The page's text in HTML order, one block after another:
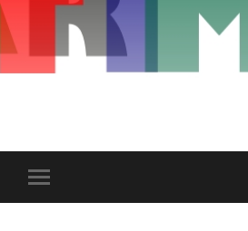
Toggle
mobile